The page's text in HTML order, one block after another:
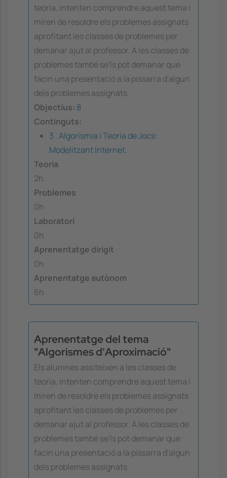
teoria, intenten comprendre aquest tema i
miren de resoldre els problemes assignats
aprofitant les classes de problemes per
demanar ajut al professor. A les classes de
problemes també se'ls pot demanar que
facin una presentació a la pissarra d'algun
dels problemes assignats.
Objectius: 8
Continguts:
3 . Algorísmia i Teoria de Jocs:
Modelitzant Internet.
Teoria
2h
Problemes
0h
Laboratori
0h
Aprenentatge dirigit
0h
Aprenentatge autònom
6h
Aprenentatge del tema
"Algorismes d'Aproximació"
Els alumnes assiteixen a les classes de
teoria, intenten comprendre aquest tema i
miren de resoldre els problemes assignats
aprofitant les classes de problemes per
demanar ajut al professor. A les classes de
problemes també se'ls pot demanar que
facin una presentació a la pissarra d'algun
dels problemes assignats.